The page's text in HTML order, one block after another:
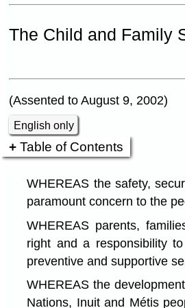
The Child and Family
(Assented to August 9, 2002)
English only
Table of Contents
WHEREAS the safety,
paramount concern to the
WHEREAS parents,
right and a responsibility
preventive and supportive
WHEREAS the
Nations, Inuit and Métis